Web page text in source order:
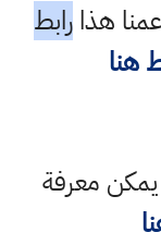
هذارابط
هنا
يمكن معرفة